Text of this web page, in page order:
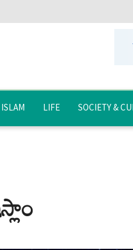
LIFE SOCIETY &